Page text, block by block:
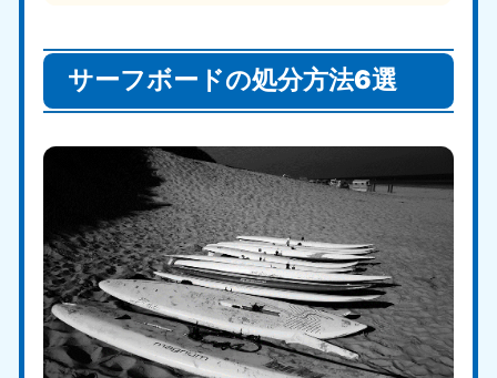
サーフボードの処分方法6選